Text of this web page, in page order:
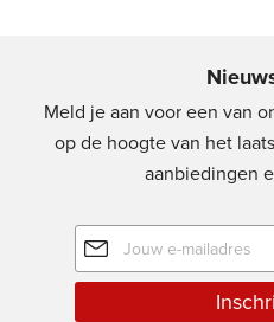
Meld je aan voor een van
op de hoogte van het
aanbiedingen
E-
mailadres